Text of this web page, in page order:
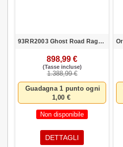
93RR2003 Ghost Road Rage AL U BLK/GRY Taglia M
898,99 €
(Tasse incluse)
1.388,99 €
Guadagna 1 punto ogni
1,00 €
Non disponibile
DETTAGLI